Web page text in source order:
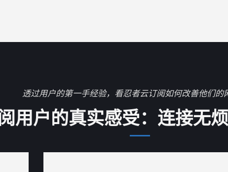
透过用户的第一手经验，看忍者云订阅如何改善他们的
用户的真实感受：连接无